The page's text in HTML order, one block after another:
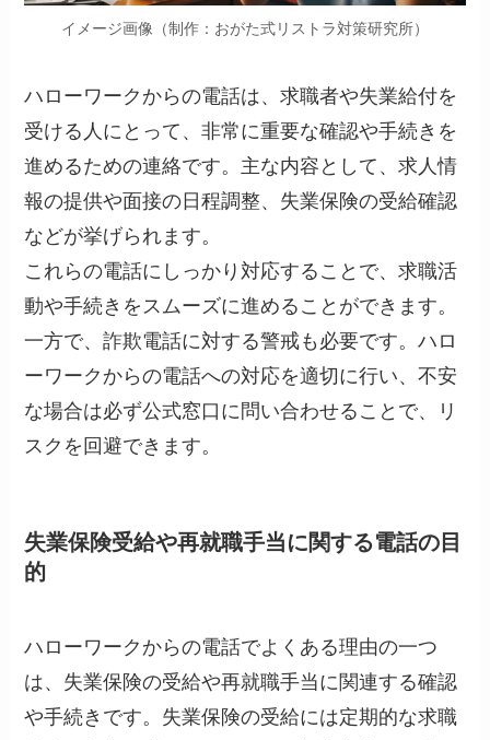
イメージ画像（制作：おがた式リストラ対策研究所）
ハローワークからの電話は、求職者や失業給付を
受ける人にとって、非常に重要な確認や手続きを
進めるための連絡です。主な内容として、求人情
報の提供や面接の日程調整、失業保険の受給確認
などが挙げられます。
これらの電話にしっかり対応することで、求職活
動や手続きをスムーズに進めることができます。
一方で、詐欺電話に対する警戒も必要です。ハロ
ーワークからの電話への対応を適切に行い、不安
な場合は必ず公式窓口に問い合わせることで、リ
スクを回避できます。
失業保険受給や再就職手当に関する電話の目
的
ハローワークからの電話でよくある理由の一つ
は、失業保険の受給や再就職手当に関連する確認
や手続きです。失業保険の受給には定期的な求職